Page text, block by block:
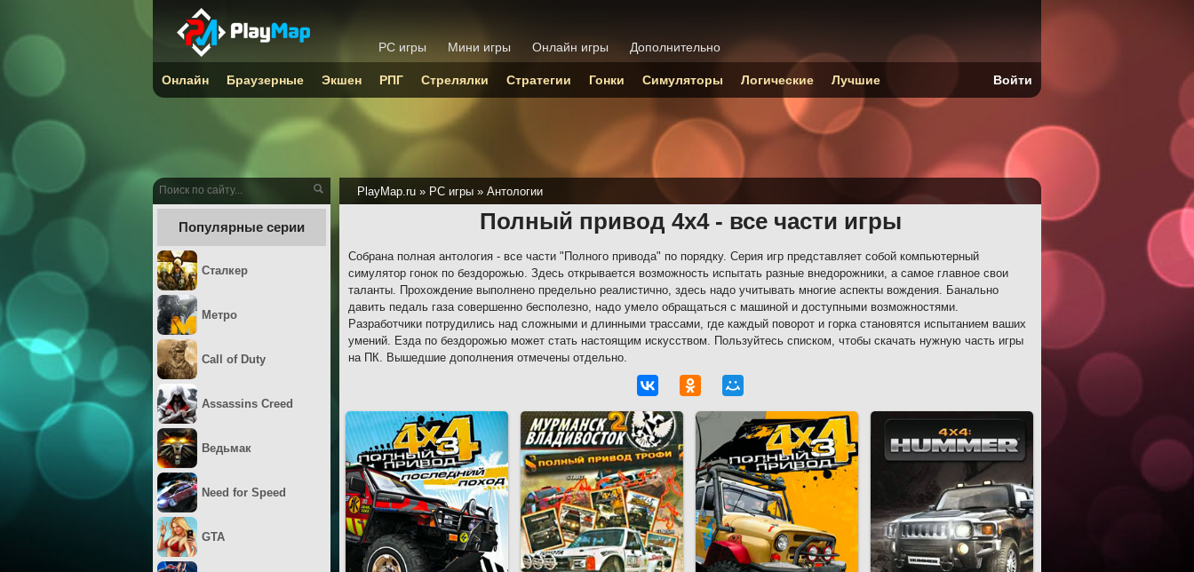
PlayMap.ru » PC игры » Антологии
Полный привод 4x4 - все части игры
Собрана полная антология - все части "Полного привода" по порядку. Серия игр представляет собой компьютерный
симулятор гонок по бездорожью. Здесь открывается возможность испытать разные внедорожники, а самое главное свои
таланты. Прохождение выполнено предельно реалистично, здесь надо учитывать многие аспекты вождения. Банально
давить педаль газа совершенно бесполезно, надо умело обращаться с машиной и доступными возможностями.
Разработчики потрудились над сложными и длинными трассами, где каждый поворот и горка становятся испытанием ваших
умений. Езда по бездорожью может стать настоящим искусством. Пользуйтесь списком, чтобы скачать нужную часть игры
на ПК. Вышедшие дополнения отмечены отдельно.
Популярные серии
Сталкер
Метро
Call of Duty
Assassins Creed
Ведьмак
Need for Speed
GTA
PC игры Мини игры Онлайн игры Дополнительно
Онлайн Браузерные Экшен РПГ Стрелялки Стратегии Гонки Симуляторы Логические Лучшие Войти